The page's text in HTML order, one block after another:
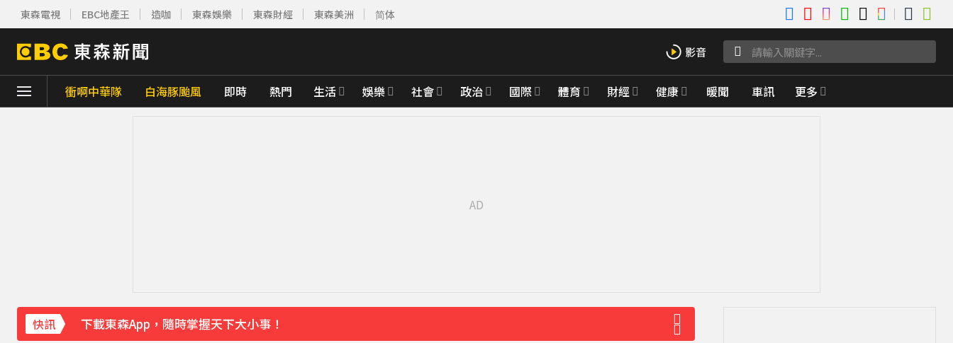
東森電視 EBC地產王 造咖 東森娛樂 東森財經 東森美洲 简体
衝啊中華隊 白海豚颱風 即時 熱門 生活 娛樂 社會 政治 國際 體育 財經 健康 暖聞 車訊 更多
快訊
下載東森App，隨時掌握天下大小事！